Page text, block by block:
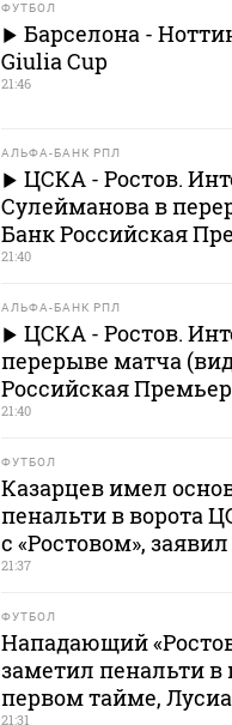
ФУТБОЛ
Барселона -
Giulia Cup
21:46
АЛЬФА-БАНК РПЛ
ЦСКА - Ростов.
Сулейманова в
Банк Российская
21:40
АЛЬФА-БАНК РПЛ
ЦСКА - Ростов.
перерыве матча
Российская
21:40
ФУТБОЛ
Казарцев имел
пенальти в ворота
с «Ростовом»,
21:37
ФУТБОЛ
Нападающий
заметил пенальти
первом тайме,
21:31